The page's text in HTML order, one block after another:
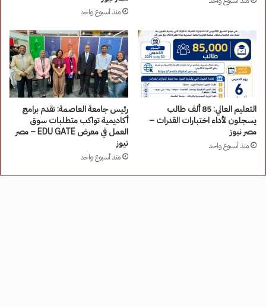
منذ أسبوع واحد
التعليم العالي: 85 ألف طالب
يسجلون لأداء اختبارات القدرات –
مصر نيوز
منذ أسبوع واحد
رئيس جامعة العاصمة: نقدم برامج
أكاديمية تواكب متطلبات سوق
العمل في معرض EDU GATE – مصر
نيوز
منذ أسبوع واحد